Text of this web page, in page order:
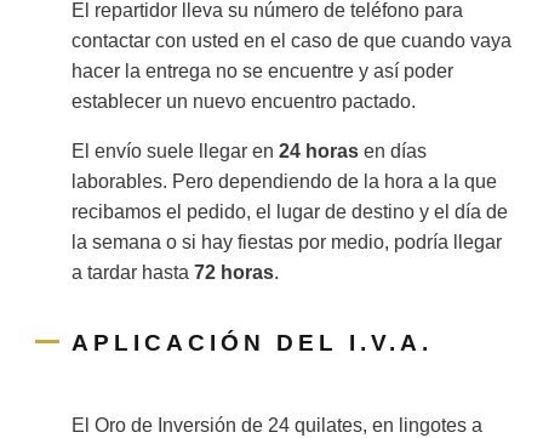
El repartidor lleva su número de teléfono para
contactar con usted en el caso de que cuando vaya
hacer la entrega no se encuentre y así poder
establecer un nuevo encuentro pactado.
El envío suele llegar en24 horas en días
laborables. Pero dependiendo de la hora a la que
recibamos el pedido, el lugar de destino y el día de
la semana o si hay fiestas por medio, podría llegar
a tardar hasta72 horas.
APLICACIÓN DEL I.V.A.
El Oro de Inversión de 24 quilates, en lingotes a